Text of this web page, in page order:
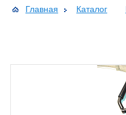
Главная Каталог